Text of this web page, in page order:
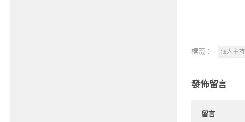
標籤： 個人主持
發佈留言
留言